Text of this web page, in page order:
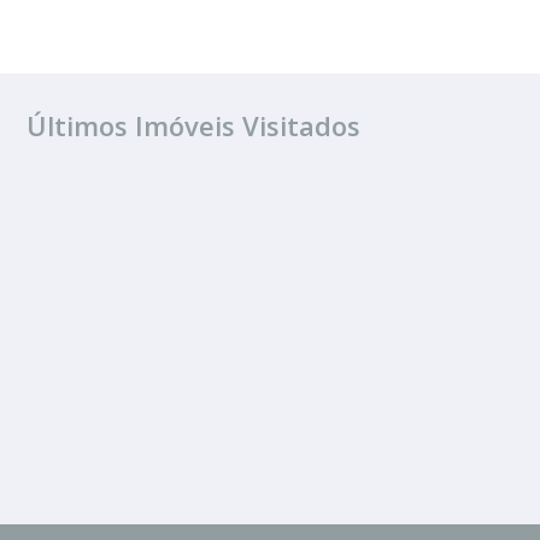
Últimos Imóveis Visitados